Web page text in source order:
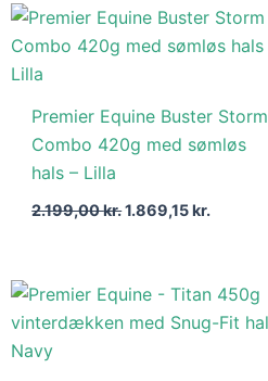
Premier Equine Buster Storm
Combo 420g med sømløs
hals – Lilla
2.199,00kr.
Den
oprindelige
pris
1.869,15kr.
Den
aktuelle
pris
Den
oprindelige
pris
Den
aktuelle
pris